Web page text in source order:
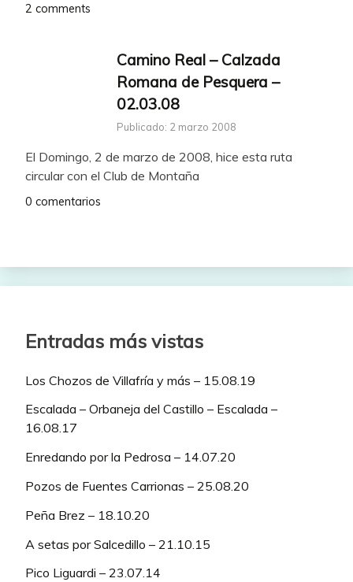
2 comments
Camino Real – Calzada
Romana de Pesquera –
02.03.08
Publicado: 2 marzo 2008
El Domingo, 2 de marzo de 2008, hice esta ruta
circular con el Club de Montaña
0 comentarios
Entradas más vistas
Los Chozos de Villafría y más – 15.08.19
Escalada – Orbaneja del Castillo – Escalada –
16.08.17
Enredando por la Pedrosa – 14.07.20
Pozos de Fuentes Carrionas – 25.08.20
Peña Brez – 18.10.20
A setas por Salcedillo – 21.10.15
Pico Liguardi – 23.07.14